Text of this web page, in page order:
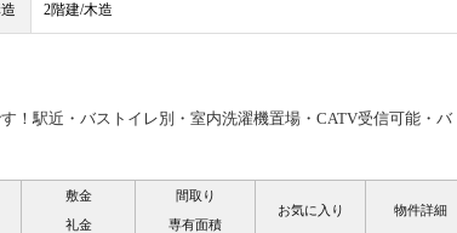
2階建/木造
駅近・バストイレ別・室内洗濯機置場・CATV受信可能・バ
敷金
礼金
間取り
専有面積
お気に入り 物件詳細